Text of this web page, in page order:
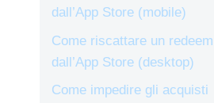
dall’App Store (mobile)
Come riscattare un redeem
dall’App Store (desktop)
Come impedire gli acquisti